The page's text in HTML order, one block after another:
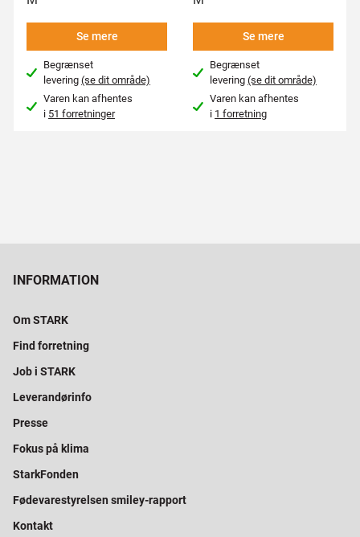
Se mere
Begrænset
levering(se dit område)
Varen kan afhentes
i 51 forretninger
Se mere
Begrænset
levering(se dit område)
Varen kan afhentes
i 1 forretning
INFORMATION
Om STARK
Find forretning
Job i STARK
Leverandørinfo
Presse
Fokus på klima
StarkFonden
Fødevarestyrelsen smiley-rapport
Kontakt